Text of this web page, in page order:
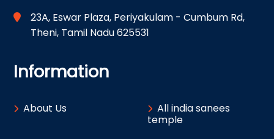
23A, Eswar Plaza, Periyakulam - Cumbum Rd,
Theni, Tamil Nadu 625531
Information
About Us
All india sanees
temple